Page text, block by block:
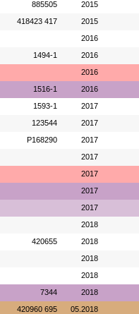
885505 2015
418423 417 2015
2016
1494-1 2016
2016
1516-1 2016
1593-1 2017
123544 2017
P168290 2017
2017
2017
2017
2017
2018
420655 2018
2018
2018
7344 2018
420960 695 05.2018